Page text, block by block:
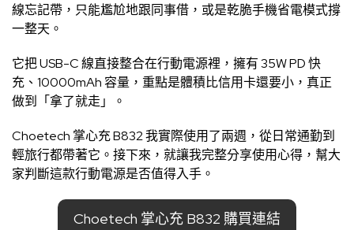
線忘記帶，只能尷尬地跟同事借，或是乾脆手機省電模式撐
一整天。
它把 USB-C 線直接整合在行動電源裡，擁有 35W PD 快
充、10000mAh 容量，重點是體積比信用卡還要小，真正
做到「拿了就走」。
Choetech 掌心充 B832 我實際使用了兩週，從日常通勤到
輕旅行都帶著它。接下來，就讓我完整分享使用心得，幫大
家判斷這款行動電源是否值得入手。
Choetech 掌心充 B832 購買連結